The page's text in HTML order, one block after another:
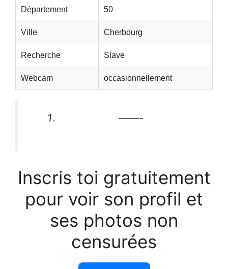
Département 50
Ville Cherbourg
Recherche Slave
Webcam occasionnellement
——-
Inscris toi gratuitement
pour voir son profil et
ses photos non
censurées